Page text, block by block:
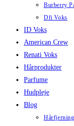
Burberry
Dfi Voks
ID Voks
American Crew
Renati Voks
Hårprodukter
Parfume
Hudpleje
Blog